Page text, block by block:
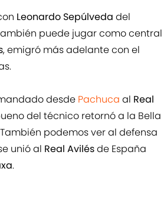
Leonardo Sepúlveda del
puede jugar como central
, emigró más adelante con el
desde Pachuca al Real
del técnico retornó a la Bella
podemos ver al defensa
unió al Real Avilésde España
.